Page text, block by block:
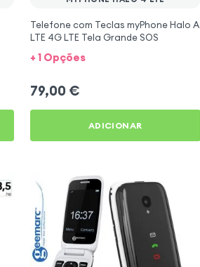
Telefone com Teclas myPhone Halo A
LTE 4G LTE Tela Grande SOS
+ 1 Opções
79,00 €
ADICIONAR